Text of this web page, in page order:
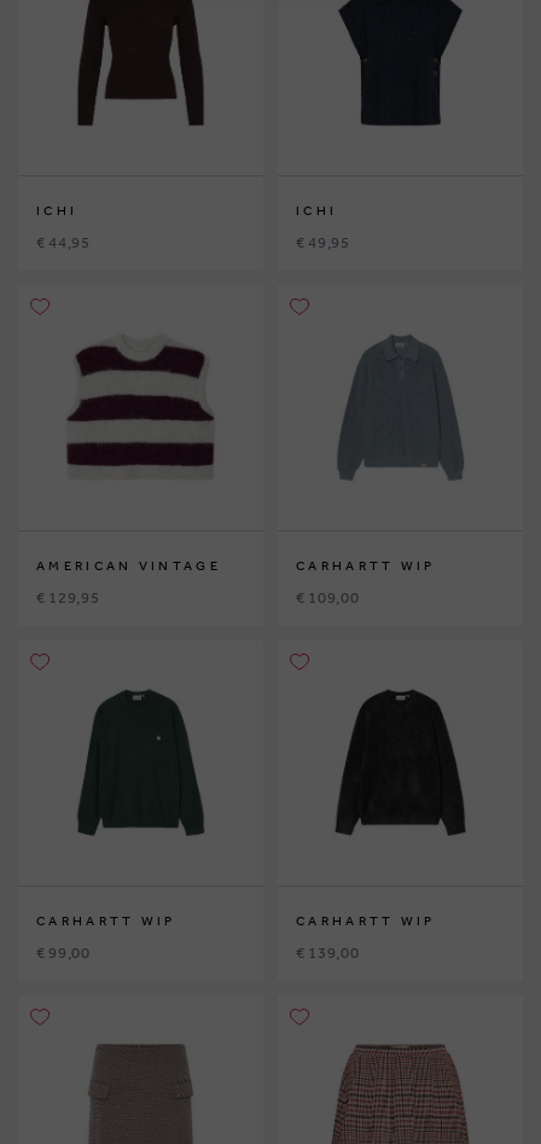
ICHI
€ 44,95
ICHI
€ 49,95
AMERICAN VINTAGE
€ 129,95
CARHARTT WIP
€ 109,00
CARHARTT WIP
€ 99,00
CARHARTT WIP
€ 139,00